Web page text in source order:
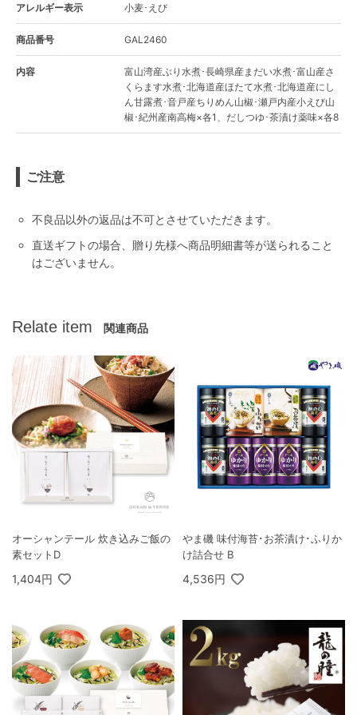
アレルギー表示 小麦･えび
商品番号 GAL2460
内容
富山湾産ぶり水煮･長崎県産まだい水煮･富山産さ
くらます水煮･北海道産ほたて水煮･北海道産にし
ん甘露煮･音戸産ちりめん山椒･瀬戸内産小えび山
椒･紀州産南高梅×各1、だしつゆ･茶漬け薬味×各8
ご注意
不良品以外の返品は不可とさせていただきます。
直送ギフトの場合、贈り先様へ商品明細書等が送られること
はございません。
Relate item 関連商品
オーシャンテール 炊き込みご飯の
素セットD
1,404円
やま磯 味付海苔･お茶漬け･ふりか
け詰合せ B
4,536円